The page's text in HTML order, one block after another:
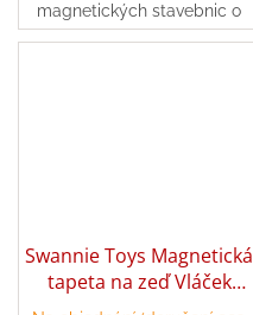
magnetických stavebnic o
vertikální stavění. Instalace je
Swannie Toys Magnetická
tapeta na zeď Vláček
120x90 cm